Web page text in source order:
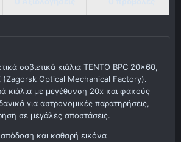
σοβιετικά κιάλια TENTO BPC 20x60,
(Zagorsk Optical Mechanical Factory).
κιάλια με μεγέθυνση 20x και φακούς
για αστρονομικές παρατηρήσεις,
σε μεγάλες αποστάσεις.
και καθαρή εικόνα